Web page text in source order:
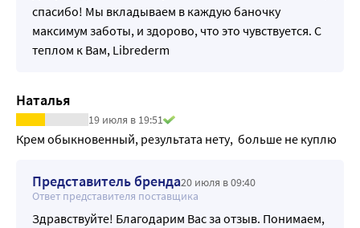
АКТИВНЫЕ ИНГРЕДИЕНТЫ:
спасибо! Мы вкладываем в каждую баночку
максимум заботы, и здорово, что это чувствуется. С
теплом к Вам, Librederm
Наталья
19 июля в 19:51
Крем обыкновенный, результата нету,  больше не куплю
Представитель бренда20 июля в 09:40
Ответ представителя поставщика
Здравствуйте! Благодарим Вас за отзыв. Понимаем,